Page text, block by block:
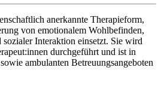
anerkannte Therapieform,
von emotionalem Wohlbefinden,
Interaktion einsetzt. Sie wird
durchgeführt und ist in
ambulanten Betreuungsangeboten